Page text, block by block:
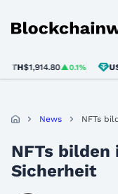
Blockchainwelt
$1,914.80▲0.1% USDT
News NFTs
NFTs
Sicherheit